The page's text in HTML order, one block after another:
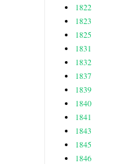
1822
1823
1825
1831
1832
1837
1839
1840
1841
1843
1845
1846